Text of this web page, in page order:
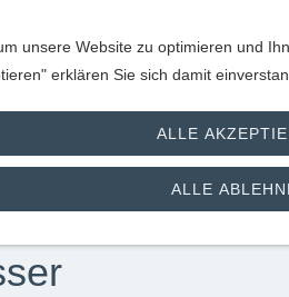
50 cm
unsere Website zu optimieren und
erklären Sie sich damit
ALLE
ALLE